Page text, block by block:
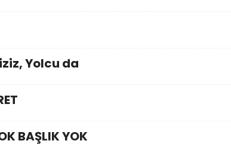
Yolcu da
BAŞLIK YOK